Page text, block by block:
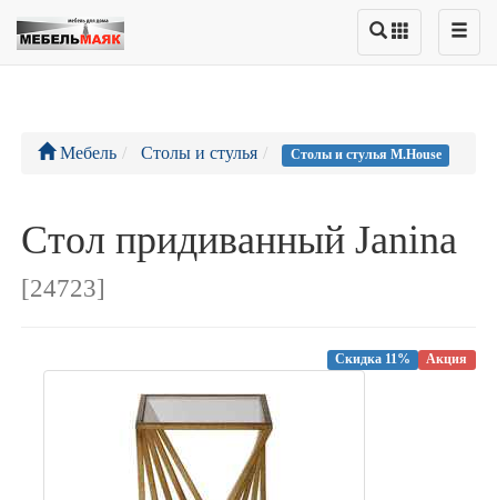
Мебель Столы и стулья Столы и стулья M.House
Стол придиванный Janina
[24723]
Акция
Скидка 11%